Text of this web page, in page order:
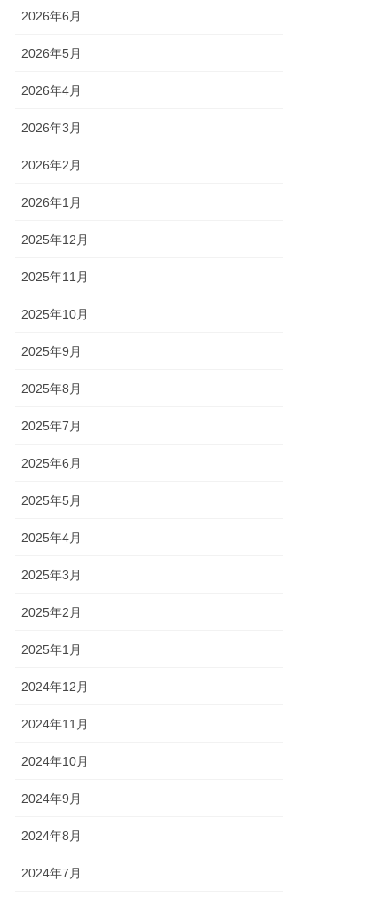
2026年6月
2026年5月
2026年4月
2026年3月
2026年2月
2026年1月
2025年12月
2025年11月
2025年10月
2025年9月
2025年8月
2025年7月
2025年6月
2025年5月
2025年4月
2025年3月
2025年2月
2025年1月
2024年12月
2024年11月
2024年10月
2024年9月
2024年8月
2024年7月